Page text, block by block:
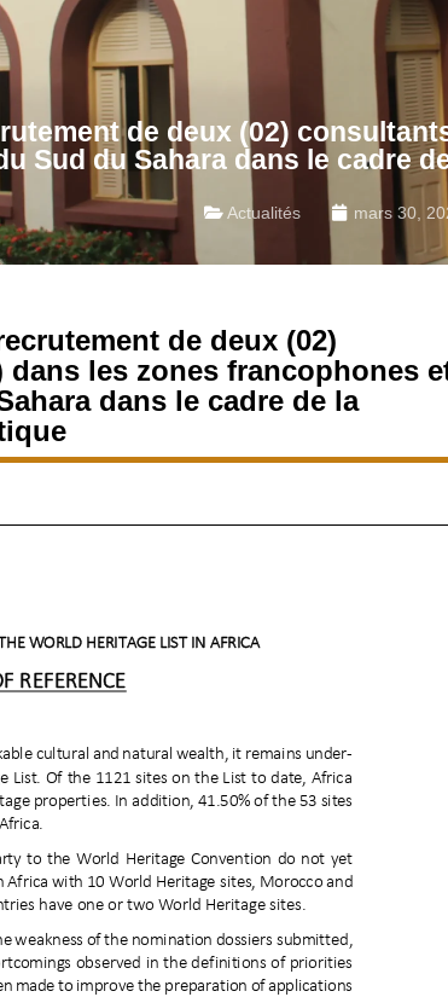
de deux (02)
Sud du Sahara dans le cadre
Actualités mars 30,
de deux (02)
les zones francophones
dans le cadre de la